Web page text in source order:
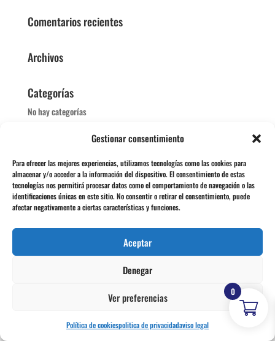
Gestionar consentimiento
Para ofrecer las mejores experiencias, utilizamos tecnologías como las cookies para
almacenar y/o acceder a la información del dispositivo. El consentimiento de estas
tecnologías nos permitirá procesar datos como el comportamiento de navegación o las
identificaciones únicas en este sitio. No consentir o retirar el consentimiento, puede
afectar negativamente a ciertas características y funciones.
Aceptar
Denegar
Ver preferencias
Política de cookiespolitica de privacidadaviso legal
Comentarios recientes
Archivos
Categorías
No hay categorías
Acceder
Feed de entradas
Feed de comentarios
WordPress.org
formacciondrgtrabajosocial.es |Aviso legal
4simpleapps
0